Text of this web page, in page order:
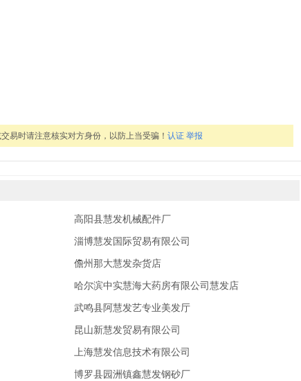
易时请注意核实对方身份，以防上当受骗！ 认证 举报
高阳县慧发机械配件厂
淄博慧发国际贸易有限公司
儋州那大慧发杂货店
哈尔滨中实慧海大药房有限公司慧发店
武鸣县阿慧发艺专业美发厅
昆山新慧发贸易有限公司
上海慧发信息技术有限公司
博罗县园洲镇鑫慧发钢砂厂